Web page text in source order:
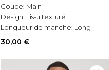
Coupe: Main
Design:Tissu texturé
Longueur de manche: Long
Sleeve
30,00 €